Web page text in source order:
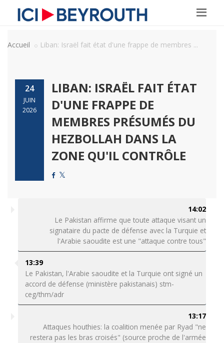
Accueil Liban: Israël fait état d'une frappe de membres ...
24
JUIN
2026
LIBAN: ISRAËL FAIT ÉTAT
D'UNE FRAPPE DE
MEMBRES PRÉSUMÉS DU
HEZBOLLAH DANS LA
ZONE QU'IL CONTRÔLE
14:02
Le Pakistan affirme que toute attaque visant un
signataire du pacte de défense avec la Turquie et
l'Arabie saoudite est une "attaque contre tous"
13:39
Le Pakistan, l'Arabie saoudite et la Turquie ont signé un
accord de défense (ministère pakistanais) stm-
ceg/thm/adr
13:17
Attaques houthies: la coalition menée par Ryad "ne
restera pas les bras croisés" (source proche de l'armée